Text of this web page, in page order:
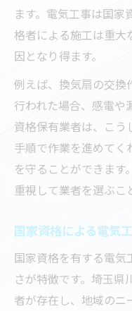
ます。電気工事は国家
格者による施工は重大
因となり得ます。
例えば、換気扇の交換
行われた場合、感電や
資格保有業者は、こう
手順で作業を進めてく
を守ることができます
重視して業者を選ぶこ
国家資格による電気
国家資格を有する電気
さが特徴です。埼玉県
者が存在し、地域のニ